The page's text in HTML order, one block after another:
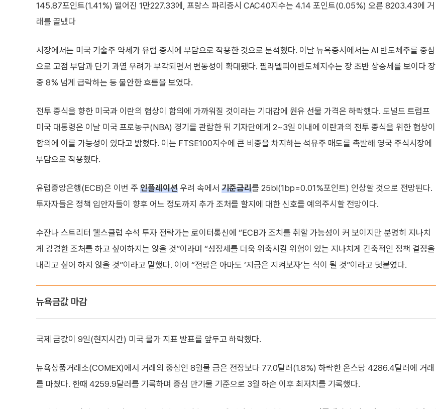
145.87포인트(1.41%) 떨어진 1만227.33에, 프랑스 파리증시 CAC40지수는 4.14 포인트(0.05%) 오른 8203.43에 거
래를 끝냈다
시장에서는 미국 기술주 약세가 유럽 증시에 부담으로 작용한 것으로 분석했다. 이날 뉴욕증시에서는 AI 반도체주를 중심
으로 고점 부담과 단기 과열 우려가 부각되면서 변동성이 확대됐다. 필라델피아반도체지수는 장 초반 상승세를 보이다 장
중 8% 넘게 급락하는 등 불안한 흐름을 보였다.
전투 종식을 향한 미국과 이란의 협상이 합의에 가까워질 것이라는 기대감에 원유 선물 가격은 하락했다. 도널드 트럼프
미국 대통령은 이날 미국 프로농구(NBA) 경기를 관람한 뒤 기자단에게 2~3일 이내에 이란과의 전투 종식을 위한 협상이
합의에 이를 가능성이 있다고 밝혔다. 이는 FTSE100지수에 큰 비중을 차지하는 석유주 매도를 촉발해 영국 주식시장에
부담으로 작용했다.
유럽중앙은행(ECB)은 이번 주 인플레이션 우려 속에서 기준금리를 25bl(1bp=0.01%포인트) 인상할 것으로 전망된다.
투자자들은 정책 입안자들이 향후 어느 정도까지 추가 조처를 할지에 대한 신호를 예의주시할 전망이다.
수잔나 스트리터 웰스클럽 수석 투자 전락가는 로이터통신에 “ECB가 조치를 취할 가능성이 커 보이지만 분명히 지나치
게 강경한 조처를 하고 싶어하지는 않을 것”이라며 “성장세를 더욱 위축시킬 위험이 있는 지나치게 긴축적인 정책 결정을
내리고 싶어 하지 않을 것”이라고 말했다. 이어 “전망은 아마도 ‘지금은 지켜보자’는 식이 될 것”이라고 덧붙였다.
뉴욕금값 마감
국제 금값이 9일(현지시간) 미국 물가 지표 발표를 앞두고 하락했다.
뉴욕상품거래소(COMEX)에서 거래의 중심인 8월물 금은 전장보다 77.0달러(1.8%) 하락한 온스당 4286.4달러에 거래
를 마쳤다. 한때 4259.9달러를 기록하며 중심 만기물 기준으로 3월 하순 이후 최저치를 기록했다.